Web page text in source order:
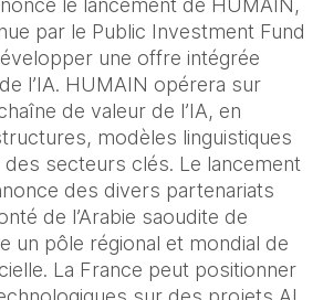
le lancement de HUMAIN,
par le Public Investment Fund
une offre intégrée
l’IA. HUMAIN opérera sur
de valeur de l’IA, en
modèles linguistiques
secteurs clés. Le lancement
des divers partenariats
de l’Arabie saoudite de
un pôle régional et mondial de
La France peut positionner